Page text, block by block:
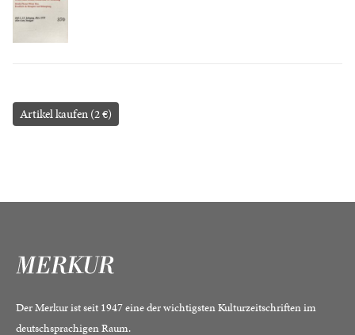
Artikel kaufen (2 €)
Der Merkur ist seit 1947 eine der wichtigsten Kulturzeitschriften im
deutschsprachigen Raum.